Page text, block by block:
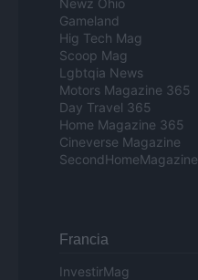
Gameland
Hig Tech Mag
Scoop Mag
Lgbtqia News
Motors Magazine 365
Day Travel 365
Home Magazine 365
Cineverse Magazine
SecondHomeMagazine
Francia
InvestirMag